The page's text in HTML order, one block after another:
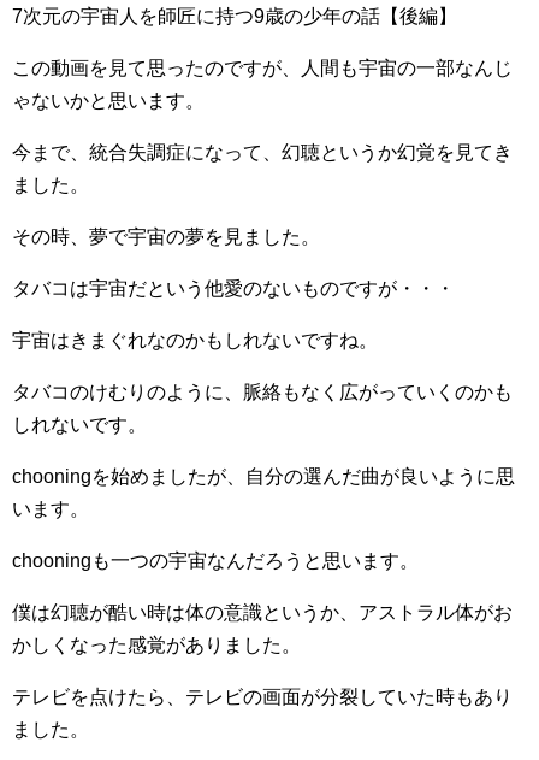
7次元の宇宙人を師匠に持つ9歳の少年の話【後編】
この動画を見て思ったのですが、人間も宇宙の一部なんじ
ゃないかと思います。
今まで、統合失調症になって、幻聴というか幻覚を見てき
ました。
その時、夢で宇宙の夢を見ました。
タバコは宇宙だという他愛のないものですが・・・
宇宙はきまぐれなのかもしれないですね。
タバコのけむりのように、脈絡もなく広がっていくのかも
しれないです。
chooningを始めましたが、自分の選んだ曲が良いように思
います。
chooningも一つの宇宙なんだろうと思います。
僕は幻聴が酷い時は体の意識というか、アストラル体がお
かしくなった感覚がありました。
テレビを点けたら、テレビの画面が分裂していた時もあり
ました。